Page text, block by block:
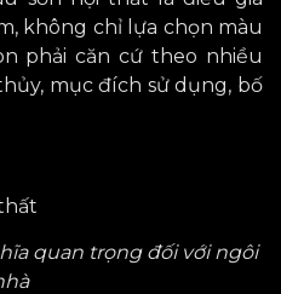
không chỉ lựa chọn màu
phải căn cứ theo nhiều
mục đích sử dụng, bố
quan trọng đối với ngôi